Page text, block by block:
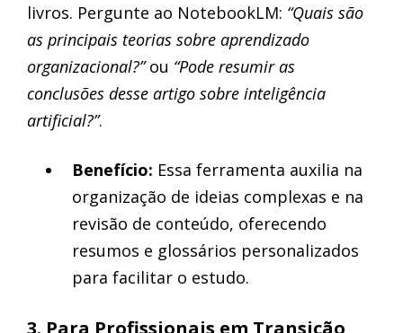
livros. Pergunte ao NotebookLM: “Quais são
as principais teorias sobre aprendizado
organizacional?”ou “Pode resumir as
conclusões desse artigo sobre inteligência
artificial?”.
Benefício: Essa ferramenta auxilia na
organização de ideias complexas e na
revisão de conteúdo, oferecendo
resumos e glossários personalizados
para facilitar o estudo.
3. Para Profissionais em Transição